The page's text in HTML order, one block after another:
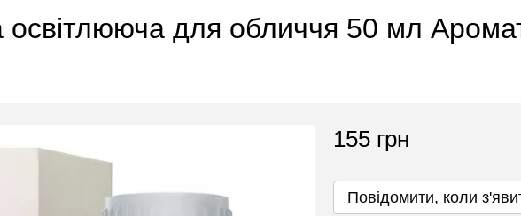
освітлююча для обличчя 50 мл
155 грн
Повідомити, коли